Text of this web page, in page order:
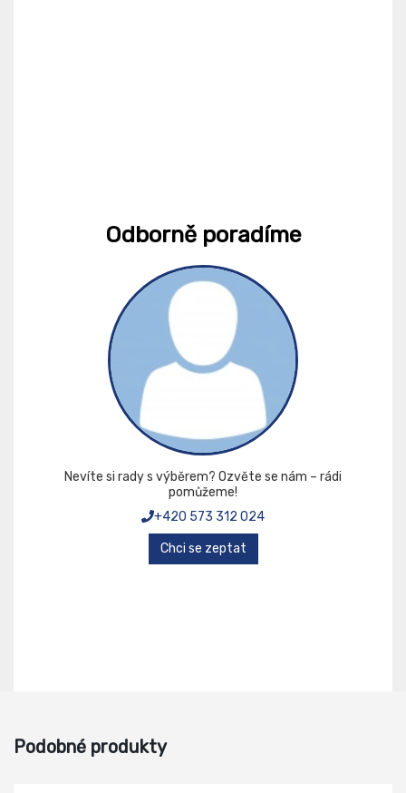
Odborně poradíme
Nevíte si rady s výběrem? Ozvěte se nám – rádi
pomůžeme!
+420 573 312 024
Chci se zeptat
Podobné produkty